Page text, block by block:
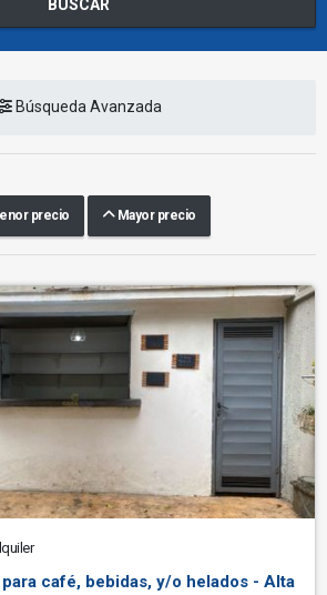
BUSCAR
Búsqueda Avanzada
precio Mayor precio
café, bebidas, y/o helados - Alta